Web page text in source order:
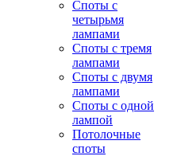
Споты с
четырьмя
лампами
Споты с тремя
лампами
Споты с двумя
лампами
Споты с одной
лампой
Потолочные
споты